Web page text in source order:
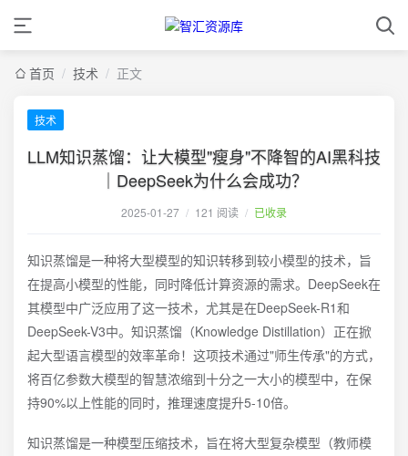
首页 / 技术 / 正文
技术
LLM知识蒸馏：让大模型"瘦身"不降智的AI黑科技
｜DeepSeek为什么会成功？
2025-01-27 / 121 阅读 / 已收录
知识蒸馏是一种将大型模型的知识转移到较小模型的技术，旨
在提高小模型的性能，同时降低计算资源的需求。DeepSeek在
其模型中广泛应用了这一技术，尤其是在DeepSeek-R1和
DeepSeek-V3中。知识蒸馏（Knowledge Distillation）正在掀
起大型语言模型的效率革命！这项技术通过"师生传承"的方式，
将百亿参数大模型的智慧浓缩到十分之一大小的模型中，在保
持90%以上性能的同时，推理速度提升5-10倍。
知识蒸馏是一种模型压缩技术，旨在将大型复杂模型（教师模